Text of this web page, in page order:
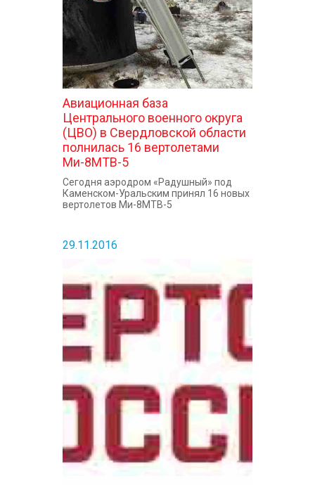
Авиационная база
Центрального военного округа
(ЦВО) в Свердловской области
полнилась 16 вертолетами
Ми-8МТВ-5
Сегодня аэродром «Радушный» под
Каменском-Уральским принял 16 новых
вертолетов Ми-8МТВ-5
29.11.2016